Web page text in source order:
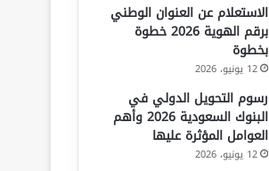
الاستعلام عن العنوان الوطني
برقم الهوية 2026 خطوة
بخطوة
12 يونيو، 2026
رسوم التحويل الدولي في
البنوك السعودية 2026 وأهم
العوامل المؤثرة عليها
12 يونيو، 2026